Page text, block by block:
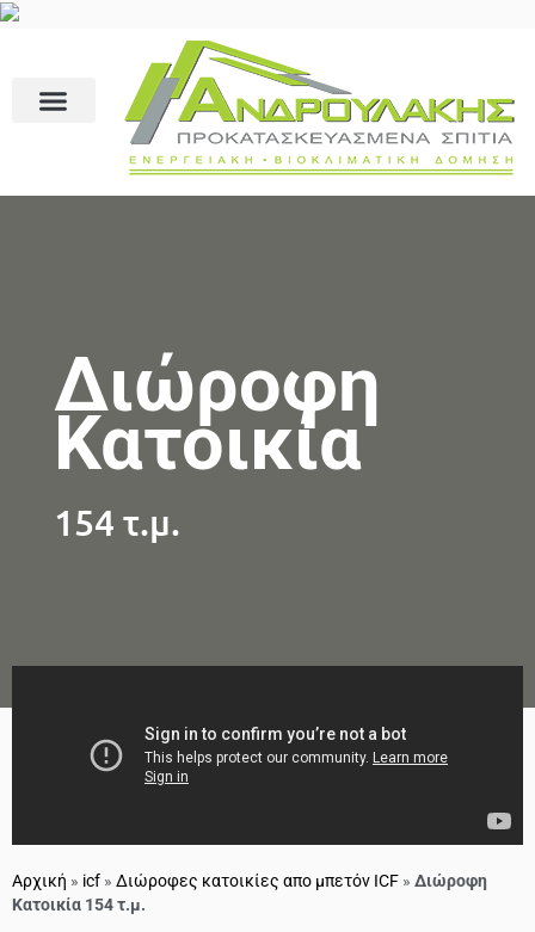
Διώροφη
Κατοικία
154 τ.μ.
Αρχική » icf » Διώροφες κατοικίες απο μπετόν ICF » Διώροφη
Κατοικία 154 τ.μ.